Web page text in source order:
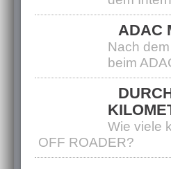
ADAC
Nach
beim
Wie viele
OFF ROADER?